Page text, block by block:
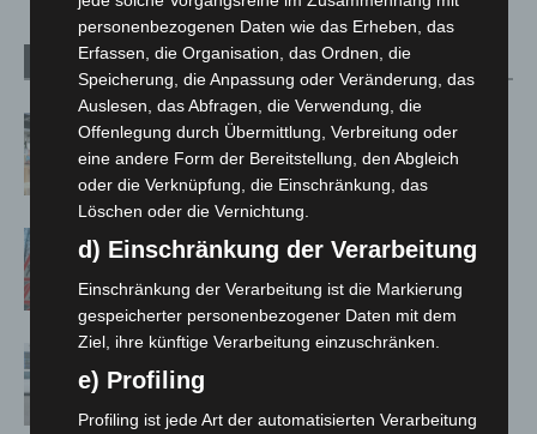
Verwandte Artikel Mehr vom Autor
Kunst trifft Weingenuss: Barbara-
Susann Mehring zeigt ihre Werke im
Jacques’ Wein-Depot Isernhagen
A2: Zweite Turbobaustelle startet
zwischen Hannover-West und
Bothfeld
Niedersachsen: Feuerwehrkräfte
kehren nach Waldbrandeinsatz aus
Spanien zurück
personenbezogenen Daten wie das Erheben, das
Erfassen, die Organisation, das Ordnen, die
Speicherung, die Anpassung oder Veränderung, das
Auslesen, das Abfragen, die Verwendung, die
Offenlegung durch Übermittlung, Verbreitung oder
eine andere Form der Bereitstellung, den Abgleich
oder die Verknüpfung, die Einschränkung, das
Löschen oder die Vernichtung.
d) Einschränkung der Verarbeitung
Einschränkung der Verarbeitung ist die Markierung
gespeicherter personenbezogener Daten mit dem
Ziel, ihre künftige Verarbeitung einzuschränken.
e) Profiling
Profiling ist jede Art der automatisierten Verarbeitung